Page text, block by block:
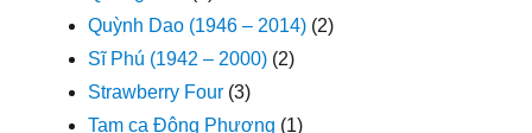
Quỳnh Dao (1946 – 2014) (2)
Sĩ Phú (1942 – 2000) (2)
Strawberry Four (3)
Tam ca Đông Phương (1)